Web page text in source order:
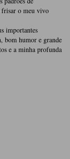
frisar o meu vivo
importantes
bom humor e grande
e a minha profunda